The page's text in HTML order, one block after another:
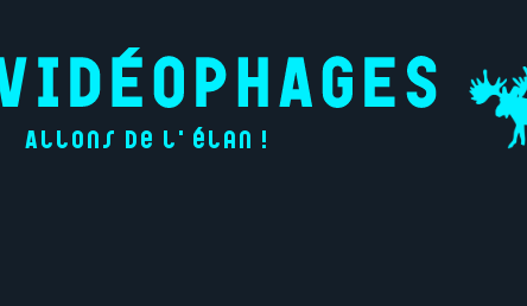
Allons de l'élan !